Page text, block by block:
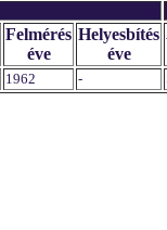
Felmérés
éve
Helyesbítés
éve
1962 -